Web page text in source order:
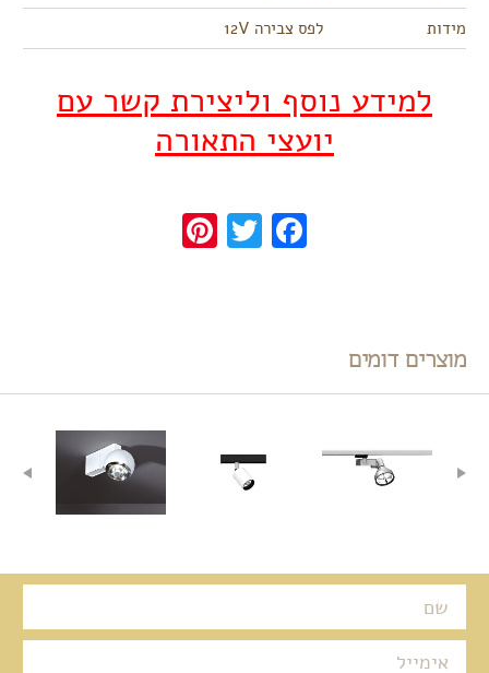
מידות
לפס צבירה 12V
למידע נוסף וליצירת קשר עם
יועצי התאורה
Facebook
Twitter
Pinterest
מוצרים דומים